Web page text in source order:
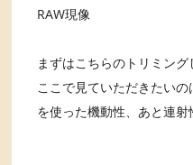
RAW現像
まずはこちらのトリミング
ここで見ていただきたい
を使った機動性、あと連射